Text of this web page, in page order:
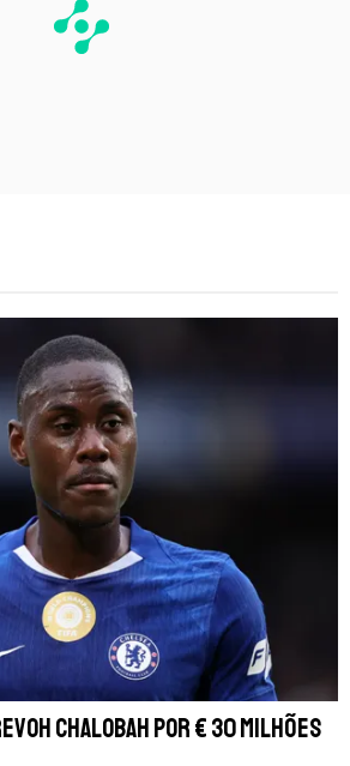
Chalobah por € 30 milhões